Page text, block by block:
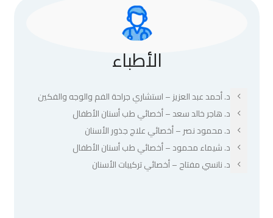
الأطباء
د. أحمد عبد العزيز – استشاري جراحة الفم والوجه والفكين
د. هاجر خالد سعد – أخصائي طب أسنان الأطفال
د. محمود نصر – أخصائي علاج جذور الأسنان
د. شيماء محمود – أخصائي طب أسنان الأطفال
د. نانسي مفتاح – أخصائي تركيبات الأسنان